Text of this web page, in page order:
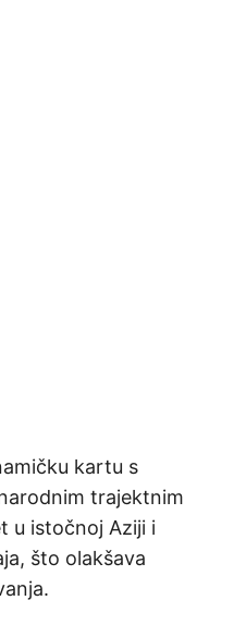
kartu s
trajektnim
u istočnoj Aziji i
što olakšava